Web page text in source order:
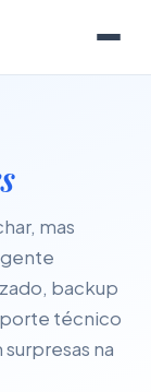
mas
backup
técnico
na